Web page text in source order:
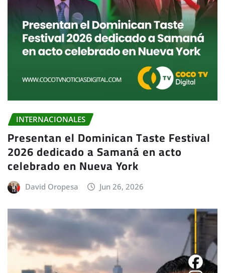
INTERNACIONALES
Presentan el Dominican Taste Festival
2026 dedicado a Samaná en acto
celebrado en Nueva York
David Oropesa Jun 26, 2026